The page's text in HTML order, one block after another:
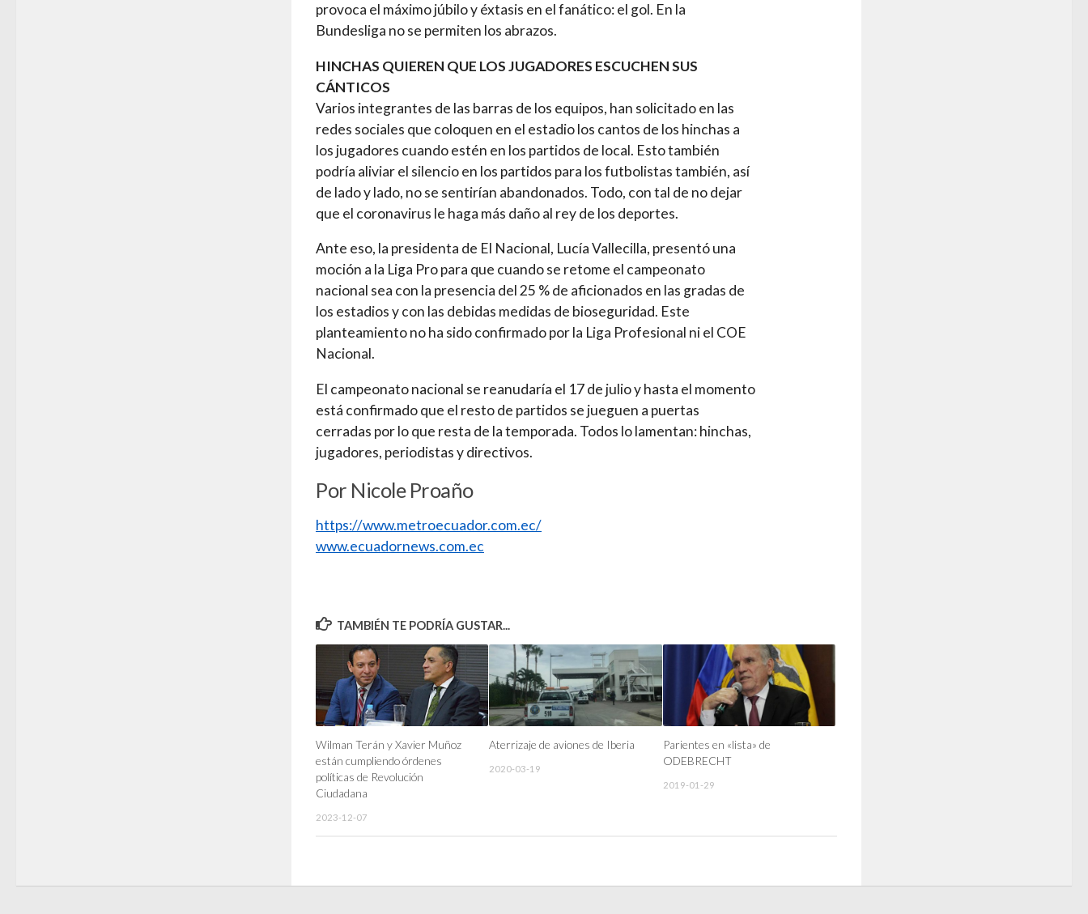
provoca el máximo júbilo y éxtasis en el fanático: el gol. En la
Bundesliga no se permiten los abrazos.
HINCHAS QUIEREN QUE LOS JUGADORES ESCUCHEN SUS
CÁNTICOS
Varios integrantes de las barras de los equipos, han solicitado en las
redes sociales que coloquen en el estadio los cantos de los hinchas a
los jugadores cuando estén en los partidos de local. Esto también
podría aliviar el silencio en los partidos para los futbolistas también, así
de lado y lado, no se sentirían abandonados. Todo, con tal de no dejar
que el coronavirus le haga más daño al rey de los deportes.
Ante eso, la presidenta de El Nacional, Lucía Vallecilla, presentó una
moción a la Liga Pro para que cuando se retome el campeonato
nacional sea con la presencia del 25 % de aficionados en las gradas de
los estadios y con las debidas medidas de bioseguridad. Este
planteamiento no ha sido confirmado por la Liga Profesional ni el COE
Nacional.
El campeonato nacional se reanudaría el 17 de julio y hasta el momento
está confirmado que el resto de partidos se jueguen a puertas
cerradas por lo que resta de la temporada. Todos lo lamentan: hinchas,
jugadores, periodistas y directivos.
Por Nicole Proaño
https://www.metroecuador.com.ec/
www.ecuadornews.com.ec
TAMBIÉN TE PODRÍA GUSTAR...
Wilman Terán y Xavier Muñoz
están cumpliendo órdenes
políticas de Revolución
Ciudadana
2023-12-07
Aterrizaje de aviones de Iberia
2020-03-19
Parientes en «lista» de
ODEBRECHT
2019-01-29